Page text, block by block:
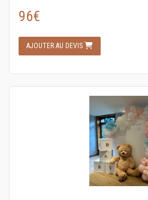
96€
AJOUTER AU DEVIS